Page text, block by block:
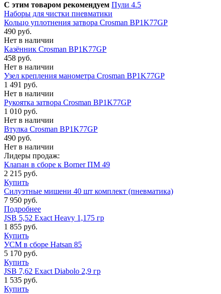
С этим товаром рекомендуем Пули 4.5
Наборы для чистки пневматики
Кольцо уплотнения затвора Crosman BP1K77GP
490 руб.
Нет в наличии
Казённик Crosman BP1K77GP
458 руб.
Нет в наличии
Узел крепления манометра Crosman BP1K77GP
1 491 руб.
Нет в наличии
Рукоятка затвора Crosman BP1K77GP
1 010 руб.
Нет в наличии
Втулка Crosman BP1K77GP
490 руб.
Нет в наличии
Лидеры продаж:
Клапан в сборе к Borner ПМ 49
2 215 руб.
Купить
Силуэтные мишени 40 шт комплект (пневматика)
7 950 руб.
Подробнее
JSB 5,52 Exact Heavy 1,175 гр
1 855 руб.
Купить
УСМ в сборе Hatsan 85
5 170 руб.
Купить
JSB 7,62 Exact Diabolo 2,9 гр
1 535 руб.
Купить